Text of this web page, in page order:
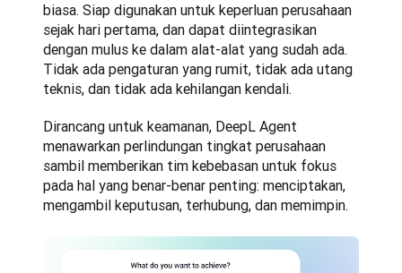
biasa. Siap digunakan untuk keperluan perusahaan
sejak hari pertama, dan dapat diintegrasikan
dengan mulus ke dalam alat-alat yang sudah ada.
Tidak ada pengaturan yang rumit, tidak ada utang
teknis, dan tidak ada kehilangan kendali.
Dirancang untuk keamanan, DeepL Agent
menawarkan perlindungan tingkat perusahaan
sambil memberikan tim kebebasan untuk fokus
pada hal yang benar-benar penting: menciptakan,
mengambil keputusan, terhubung, dan memimpin.